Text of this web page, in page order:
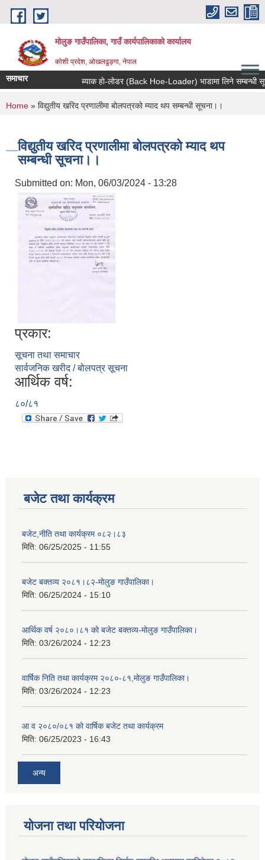
Skip to main content
मोलुङ गाउँपालिका, गाउँ कार्यपालिकाको कार्यालय
कोशी प्रदेश, ओखलढुङ्गा, नेपाल
समाचार ब्याक हाे-लाेडर (Back Hoe-Loader) भाडामा लिने सम्बन्धी सूचना
You are here
Home » विद्युतीय खरिद प्रणालीमा बोलपत्रको म्याद थप सम्बन्धी सूचना।।
विद्युतीय खरिद प्रणालीमा बोलपत्रको म्याद थप
सम्बन्धी सूचना।।
Submitted on: Mon, 06/03/2024 - 13:28
प्रकार:
सूचना तथा समाचार
सार्वजनिक खरीद / बोलपत्र सूचना
आर्थिक वर्ष:
८०/८१
बजेट तथा कार्यक्रम
बजेट,नीति तथा कार्यक्रम ०८२।८३
मिति: 06/25/2025 - 11:55
बजेट बक्तव्य २०८१।८२-मोलुङ गाउँपालिका।
मिति: 06/25/2024 - 15:10
आर्थिक वर्ष २०८०।८१ को बजेट बक्तव्य-मोलुङ गाउँपालिका।
मिति: 03/26/2024 - 12:23
वार्षिक निति तथा कार्यक्रम २०८०-८१,मोलुङ गाउँपालिका।
मिति: 03/26/2024 - 12:23
आ व २०८०/०८१ को वार्षिक बजेट तथा कार्यक्रम
मिति: 06/25/2023 - 16:43
अन्य
योजना तथा परियोजना